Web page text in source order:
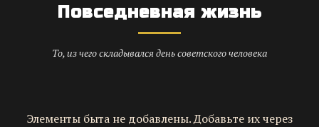
Повседневная жизнь
То, из чего складывался день советского человека
Элементы быта не добавлены. Добавьте их через